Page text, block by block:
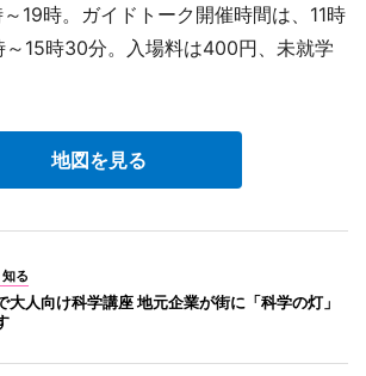
19時。ガイドトーク開催時間は、11時
～15時30分。入場料は400円、未就学
地図を見る
る
大人向け科学講座 地元企業が街に「科学の灯」